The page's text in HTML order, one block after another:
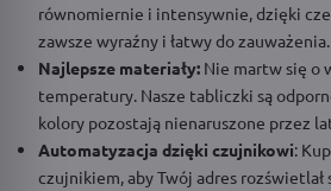
równomiernie i intensywnie, dzięki
zawsze wyraźny i łatwy do zauważenia.
Najlepsze materiały: Nie martw się o
temperatury. Nasze tabliczki są
kolory pozostają nienaruszone przez
Automatyzacja dzięki czujnikowi:
czujnikiem, aby Twój adres rozświetlał